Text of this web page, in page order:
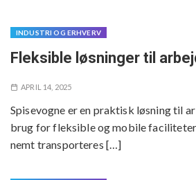
INDUSTRI OG ERHVERV
Fleksible løsninger til
APRIL 14, 2025
Spisevogne er en praktisk løsning til
brug for fleksible og mobile
nemt transporteres […]